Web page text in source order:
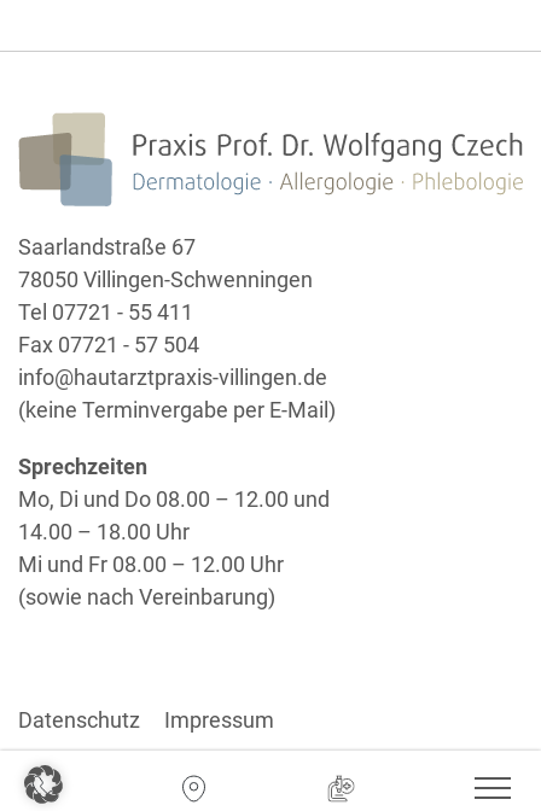
Saarlandstraße 67
78050 Villingen-Schwenningen
Tel 07721 - 55 411
Fax 07721 - 57 504
info@hautarztpraxis-villingen.de
(keine Terminvergabe per E-Mail)
Datenschutz Impressum
Sprechzeiten
Mo, Di und Do 08.00 – 12.00 und
14.00 – 18.00 Uhr
Mi und Fr 08.00 – 12.00 Uhr
(sowie nach Vereinbarung)